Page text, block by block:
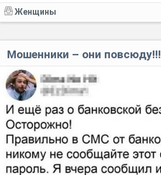
Женщины
Мошенники – они повсюду!!!